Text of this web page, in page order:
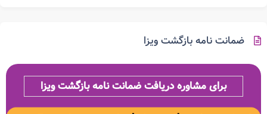
ضمانت نامه بازگشت ویزا
برای مشاوره دریافت ضمانت نامه بازگشت ویزا